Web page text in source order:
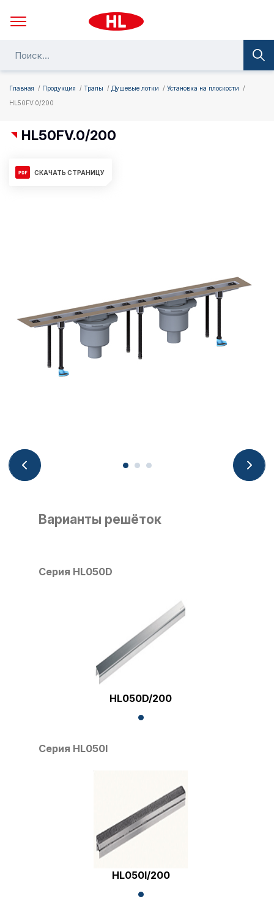
Главная Продукция Трапы Душевые лотки
Установка на плоскости
HL50FV.0/200
Варианты решёток
Серия HL050D
HL050D/200
Серия HL050I
HL050I/200
HL50FV.0/200
СКАЧАТЬ СТРАНИЦУ